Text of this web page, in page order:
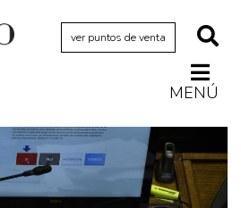
ver puntos de venta
MENÚ